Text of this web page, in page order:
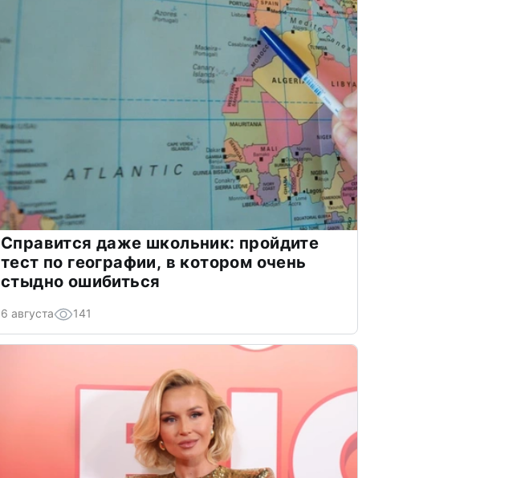
Справится даже школьник: пройдите
тест по географии, в котором очень
стыдно ошибиться
6 августа 141